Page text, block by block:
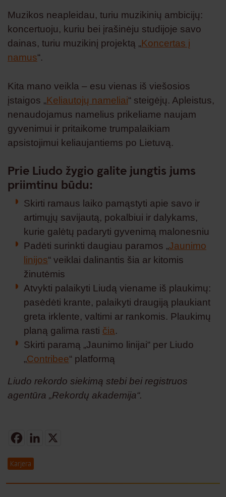
Muzikos neapleidau, turiu muzikinių ambicijų:
koncertuoju, kuriu bei įrašinėju studijoje savo
dainas, turiu muzikinį projektą „Koncertas į
namus“.
Kita mano veikla – esu vienas iš viešosios
įstaigos „Keliautojų nameliai“ steigėjų. Apleistus,
nenaudojamus namelius prikeliame naujam
gyvenimui ir pritaikome trumpalaikiam
apsistojimui keliaujantiems po Lietuvą.
Prie Liudo žygio galite jungtis jums
priimtinu būdu:
Skirti ramaus laiko pamąstyti apie savo ir
artimųjų savijautą, pokalbiui ir dalykams,
kurie galėtų padaryti gyvenimą malonesniu
Padėti surinkti daugiau paramos „Jaunimo
linijos“ veiklai dalinantis šia ar kitomis
žinutėmis
Atvykti palaikyti Liudą viename iš plaukimų:
pasėdėti krante, palaikyti draugiją plaukiant
greta irklente, valtimi ar rankomis. Plaukimų
planą galima rasti čia.
Skirti paramą „Jaunimo linijai“ per Liudo
„Contribee“ platformą
Liudo rekordo siekimą stebi bei registruos
agentūra „Rekordų akademija“.
Facebook
LinkedIn
Karjera